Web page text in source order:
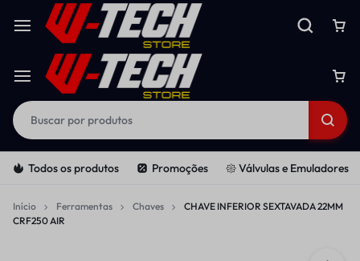
Todos os produtos Promoções 𑁍 Válvulas e Emuladores
Início Ferramentas Chaves
CHAVE INFERIOR SEXTAVADA 22MM
CRF250 AIR